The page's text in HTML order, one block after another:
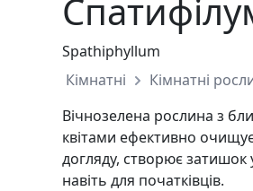
Spathiphyllum
Кімнатні
Кімнатні
Вічнозелена рослина з
квітами ефективно
догляду, створює затишок
навіть для початківців.